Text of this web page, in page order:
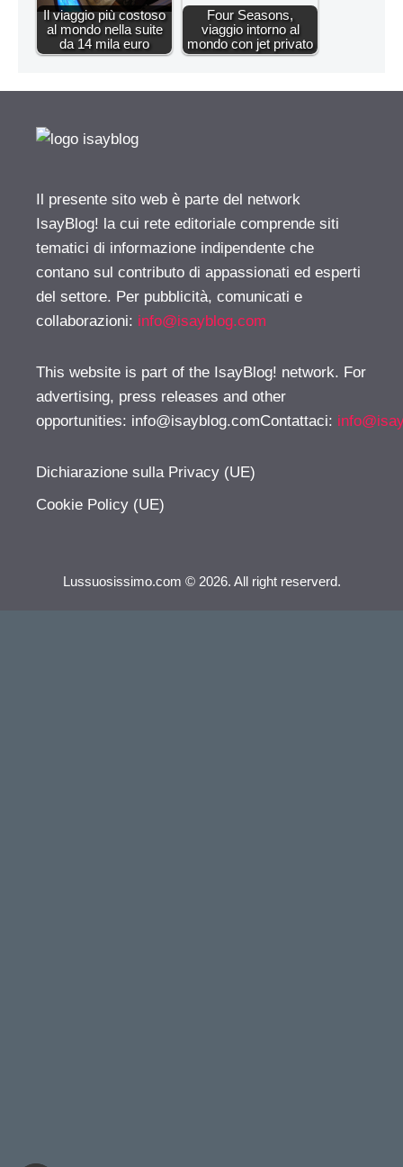
Il viaggio più costoso
al mondo nella suite
da 14 mila euro
Four Seasons,
viaggio intorno al
mondo con jet privato
Il presente sito web è parte del network
IsayBlog! la cui rete editoriale comprende siti
tematici di informazione indipendente che
contano sul contributo di appassionati ed esperti
del settore. Per pubblicità, comunicati e
collaborazioni: info@isayblog.com
This website is part of the IsayBlog! network. For
advertising, press releases and other
opportunities: info@isayblog.comContattaci:
Dichiarazione sulla Privacy (UE)
Cookie Policy (UE)
Lussuosissimo.com © 2026. All right reserverd.